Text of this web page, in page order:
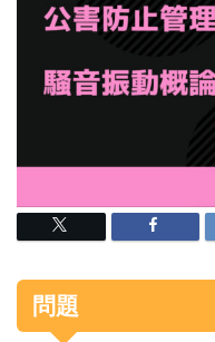
問題